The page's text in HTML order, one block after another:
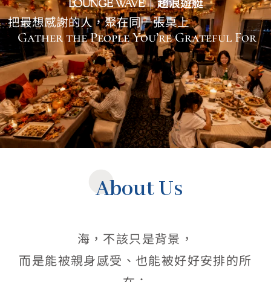
MENU
LOUNGE WAVE
把最想感謝的人，聚在同一張桌上
Gather the People You’re Grateful For
About Us
海，不該只是背景，
而是能被親身感受、也能被好好安排的所